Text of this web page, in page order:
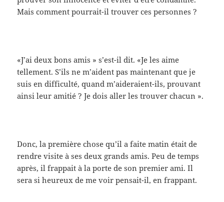
Mais comment pourrait-il trouver ces personnes ?
«J’ai deux bons amis » s’est-il dit. «Je les aime
tellement. S’ils ne m’aident pas maintenant que je
suis en difficulté, quand m’aideraient-ils, prouvant
ainsi leur amitié ? Je dois aller les trouver chacun ».
Donc, la première chose qu’il a faite matin était de
rendre visite à ses deux grands amis. Peu de temps
après, il frappait à la porte de son premier ami. Il
sera si heureux de me voir pensait-il, en frappant.